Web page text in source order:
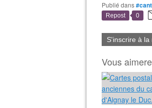
Publié dans
Repost 0
S'inscrire à la
Vous